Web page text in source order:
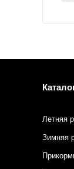
Летняя
Зимняя